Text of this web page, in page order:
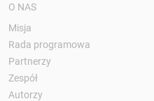
O NAS
Misja
Rada programowa
Partnerzy
Zespół
Autorzy